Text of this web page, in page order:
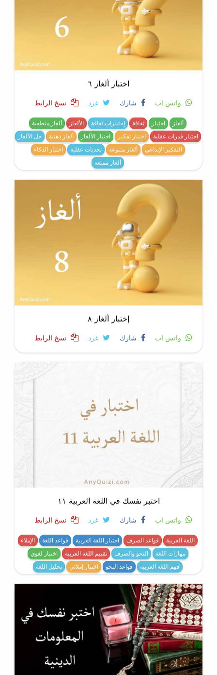
اختبار ألغاز ٦
واتس اب شارك غرد نسخ الرابط
ألغاز اختبار ثقافة إختبارات ثقافة الألغاز
ألغاز منطقية
اختبار قدرات عقلية
اختبار تفكير اختبار الألغاز ألغاز ذهنية
حل الألغاز
التفكير الإبداعي
ألغاز متنوعة تحديات عقلية
اختبار الذكاء
ألغاز ممتعة
إختبار ألغاز ٨
واتس اب شارك غرد نسخ الرابط
اختبر نفسك في اللغة العربية ١١
واتس اب شارك غرد نسخ الرابط
اللغة العربية قواعد الصرف اختبار اللغة العربية قواعد اللغة
الإملاء
مهارات اللغة
النحو والصرف تقييم اللغة العربية
اختبار لغوي
فهم اللغة العربية
قواعد النحو اختبار إملائي تحليل اللغة